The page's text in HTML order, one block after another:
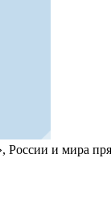
России и мира